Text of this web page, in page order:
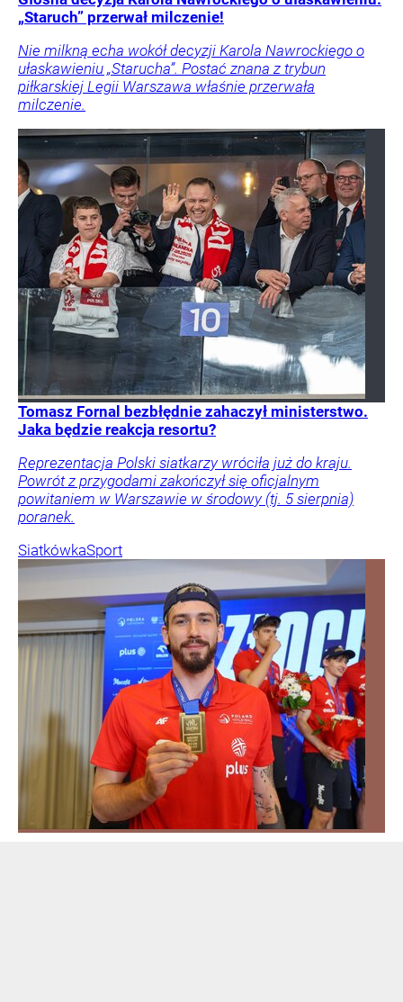
„Staruch” przerwał milczenie!
Nie milkną echa wokół decyzji Karola Nawrockiego o
ułaskawieniu „Starucha”. Postać znana z trybun
piłkarskiej Legii Warszawa właśnie przerwała
milczenie.
Tomasz Fornal bezbłędnie zahaczył ministerstwo.
Jaka będzie reakcja resortu?
Reprezentacja Polski siatkarzy wróciła już do kraju.
Powrót z przygodami zakończył się oficjalnym
powitaniem w Warszawie w środowy (tj. 5 sierpnia)
poranek.
SiatkówkaSport